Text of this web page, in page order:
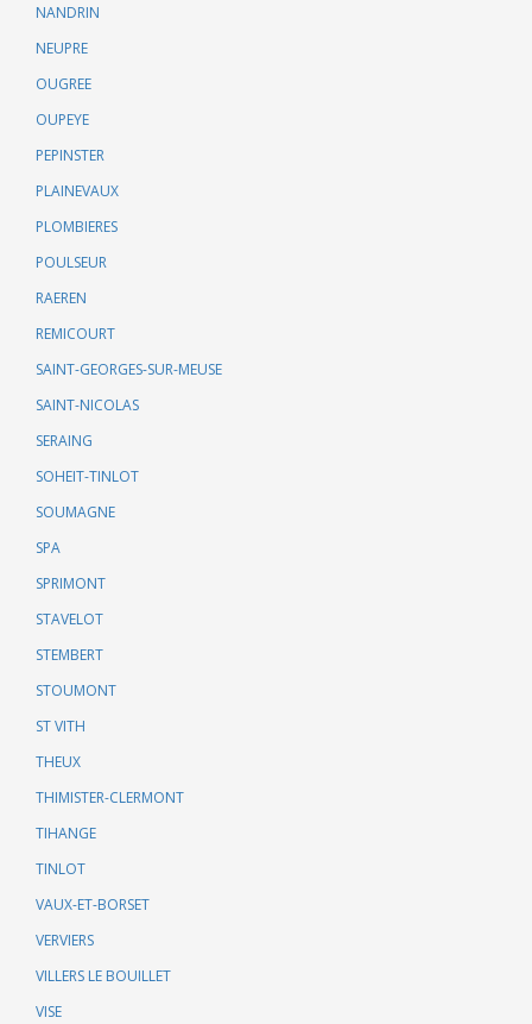
NANDRIN
NEUPRE
OUGREE
OUPEYE
PEPINSTER
PLAINEVAUX
PLOMBIERES
POULSEUR
RAEREN
REMICOURT
SAINT-GEORGES-SUR-MEUSE
SAINT-NICOLAS
SERAING
SOHEIT-TINLOT
SOUMAGNE
SPA
SPRIMONT
STAVELOT
STEMBERT
STOUMONT
ST VITH
THEUX
THIMISTER-CLERMONT
TIHANGE
TINLOT
VAUX-ET-BORSET
VERVIERS
VILLERS LE BOUILLET
VISE